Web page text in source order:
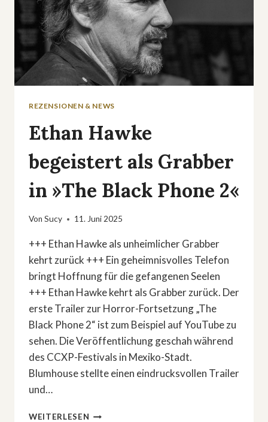
REZENSIONEN & NEWS
Ethan Hawke
begeistert als Grabber
in »The Black Phone 2«
Von Sucy 11. Juni 2025
+++ Ethan Hawke als unheimlicher Grabber
kehrt zurück +++ Ein geheimnisvolles Telefon
bringt Hoffnung für die gefangenen Seelen
+++ Ethan Hawke kehrt als Grabber zurück. Der
erste Trailer zur Horror-Fortsetzung „The
Black Phone 2“ ist zum Beispiel auf YouTube zu
sehen. Die Veröffentlichung geschah während
des CCXP-Festivals in Mexiko-Stadt.
Blumhouse stellte einen eindrucksvollen Trailer
und…
WEITERLESEN ETHAN